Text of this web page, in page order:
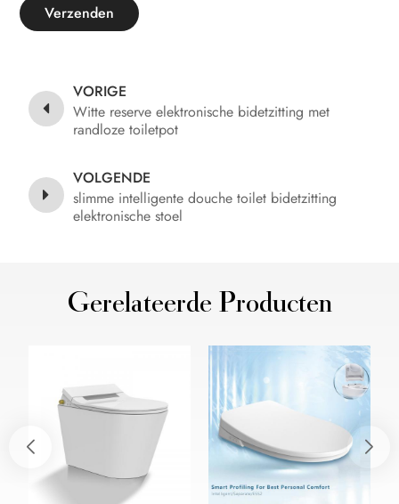
Verzenden
VORIGE
Witte reserve elektronische bidetzitting met
randloze toiletpot
VOLGENDE
slimme intelligente douche toilet bidetzitting
elektronische stoel
Gerelateerde Producten